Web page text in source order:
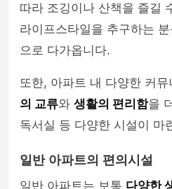
따라 조깅이나 산책을 즐길
라이프스타일을 추구하는 분
으로 다가옵니다.
또한, 아파트 내 다양한 커뮤
의 교류와 생활의 편리함을
독서실 등 다양한 시설이 마
일반 아파트의 편의시설
일반 아파트는 보통 다양한